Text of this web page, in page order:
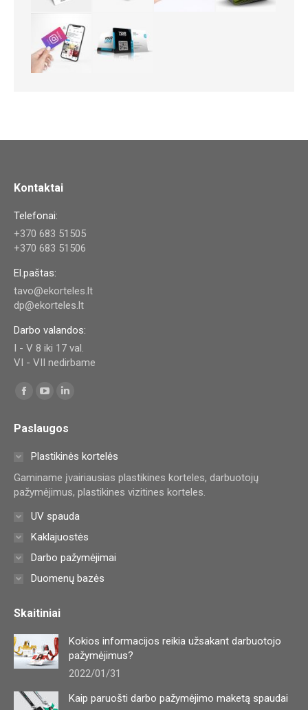
Kontaktai
Telefonai:
+370 683 51505
+370 683 51506
El.paštas:
tavo@ekorteles.lt
dp@ekorteles.lt
Darbo valandos:
I - V 8 iki 17 val.
VI - VII nedirbame
Find us on:
Facebook
opens
window
opens
in
window
opens
in
window
Paslaugos
Plastikinės kortelės
Gaminame įvairiausias plastikines korteles, darbuotojų
pažymėjimus, plastikines vizitines korteles.
UV spauda
Kaklajuostės
Darbo pažymėjimai
Duomenų bazės
Skaitiniai
Kokios informacijos reikia užsakant darbuotojo
pažymėjimus?
2022/01/31
Kaip paruošti darbo pažymėjimo maketą spaudai